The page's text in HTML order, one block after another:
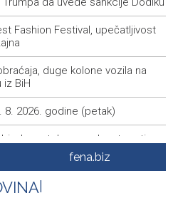
Fashion Festival, upečatljivost
duge kolone vozila na
iz BiH
8. 2026. godine (petak)
stekao prednost protiv
Baručija bez plasmana u finale
fena.biz